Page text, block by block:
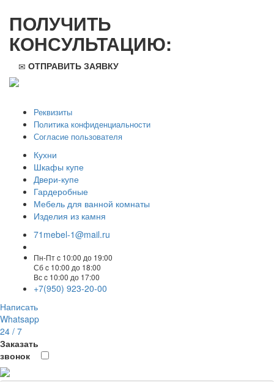
ПОЛУЧИТЬ
КОНСУЛЬТАЦИЮ:
ОТПРАВИТЬ ЗАЯВКУ
Реквизиты
Политика конфиденциальности
Согласие пользователя
Кухни
Шкафы купе
Двери-купе
Гардеробные
Мебель для ванной комнаты
Изделия из камня
71mebel-1@mail.ru
Пн-Пт c 10:00 до 19:00
Сб c 10:00 до 18:00
Вс c 10:00 до 17:00
+7(950) 923-20-00
Написать
Whatsapp
24 / 7
Заказать
звонок